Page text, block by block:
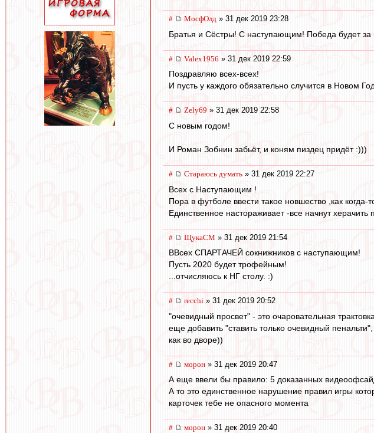
# МосфОлд » 31 дек 2019 23:28
Братья и Сёстры! С наступающим! Победа будет за
# Valex1956 » 31 дек 2019 22:59
Поздравляю всех-всех!
И пусть у каждого обязательно случится в Новом
# Zely69 » 31 дек 2019 22:58
С новым годом!
И Роман Зобнин забьёт, и коням пиздец придёт :)))
# Стараюсь думать » 31 дек 2019 22:27
Всех с Наступающим !
Пора в футболе ввести такое новшество ,как
Единственное настораживает -все начнут
# ЩукаСМ » 31 дек 2019 21:54
ВВсех СПАРТАЧЕЙ сокнижников с наступающим!
Пусть 2020 будет трофейным!
...отчисляюсь к НГ столу. :)
# recchi » 31 дек 2019 20:52
"очевидный просвет" - это очаровательная трактовка.
еще добавить "ставить только очевидный
как во дворе))
# морон » 31 дек 2019 20:47
А еще ввели бы правило: 5 доказанных
А то это единственное нарушение правил игры
карточек тебе не опасного момента
# морон » 31 дек 2019 20:40